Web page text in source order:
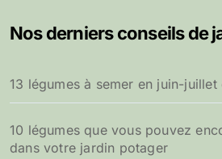
Nos derniers conseils de
13 légumes à semer en juin-
10 légumes que vous pouvez
dans votre jardin potager